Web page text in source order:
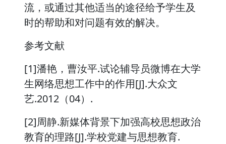
流，或通过其他适当的途径给予学生及
时的帮助和对问题有效的解决。
参考文献
[1]潘艳，曹汝平.试论辅导员微博在大学
生网络思想工作中的作用[J].大众文
艺.2012（04）.
[2]周静.新媒体背景下加强高校思想政治
教育的理路[J].学校党建与思想教育.